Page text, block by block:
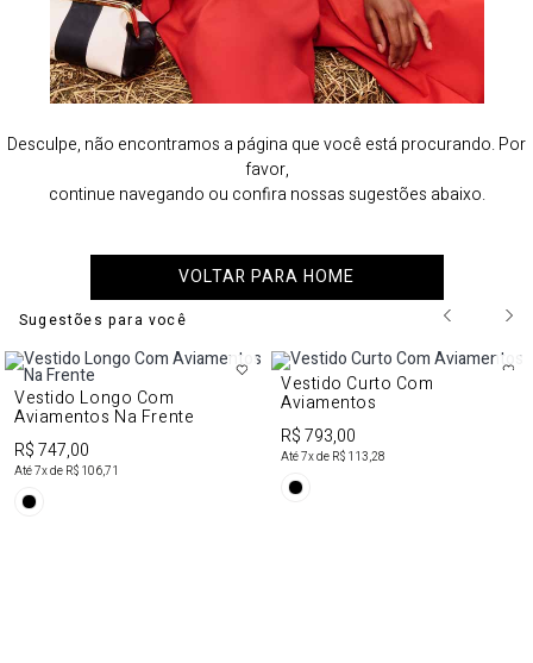
Desculpe, não encontramos a página que você está procurando. Por
favor,
continue navegando ou confira nossas sugestões abaixo.
VOLTAR PARA HOME
Sugestões para você
Vestido Longo Com
Aviamentos Na Frente
R$ 747,00
Até7x de R$ 106,71
Vestido Curto Com
Aviamentos
R$ 793,00
Até7x de R$ 113,28